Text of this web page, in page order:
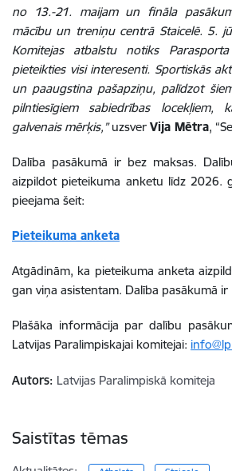
no 13.-21. maijam un fināla
mācību un treniņu centrā Staicelē. 5.
Komitejas atbalstu notiks
pieteikties visi interesenti. Sportiskās
un paaugstina pašapziņu, palīdzot
pilntiesīgiem sabiedrības
galvenais mērķis,”uzsver Vija Mētra,
Dalība pasākumā ir bez maksas.
aizpildot pieteikuma anketu līdz 2026.
pieejama šeit:
Pieteikuma anketa
Atgādinām, ka pieteikuma anketa
gan viņa asistentam. Dalība pasākumā ir
Plašāka informācija par dalību
Latvijas Paralimpiskajai komitejai:
Autors: Latvijas Paralimpiskā komiteja
Saistītas tēmas